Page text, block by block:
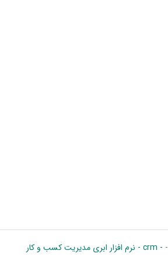
- - crm - نرم افزار ابری مدیریت کسب و کار